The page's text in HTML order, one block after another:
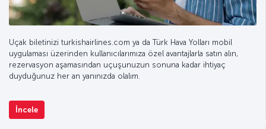
Uçak biletinizi turkishairlines.com ya da Türk Hava Yolları mobil
uygulaması üzerinden kullanıcılarımıza özel avantajlarla satın alın,
rezervasyon aşamasından uçuşunuzun sonuna kadar ihtiyaç
duyduğunuz her an yanınızda olalım.
İncele